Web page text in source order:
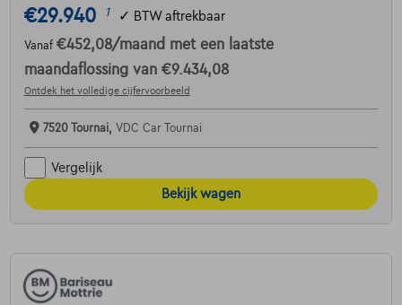
€29.940 1 ✓ BTW aftrekbaar
Vanaf €452,08/maand met een laatste
maandaflossing van €9.434,08
Ontdek het volledige cijfervoorbeeld
7520 Tournai, VDC Car Tournai
Vergelijk
Bekijk wagen